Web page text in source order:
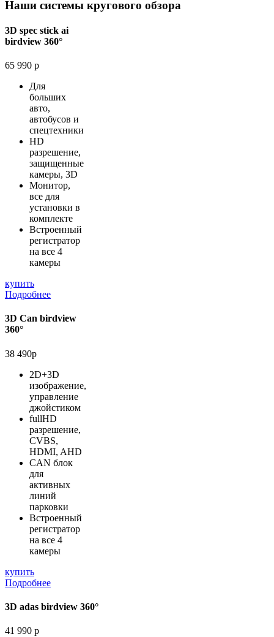
Наши системы кругового обзора
3D spec stick ai
birdview 360°
65 990 р
Для
больших
авто,
автобусов и
спецтехники
HD
разрешение,
защищенные
камеры, 3D
Монитор,
все для
установки в
комплекте
Встроенный
регистратор
на все 4
камеры
купить
Подробнее
3D Can birdview
360°
38 490р
2D+3D
изображение,
управление
джойстиком
fullHD
разрешение,
CVBS,
HDMI, AHD
CAN блок
для
активных
линий
парковки
Встроенный
регистратор
на все 4
камеры
купить
Подробнее
3D adas birdview 360°
41 990 р